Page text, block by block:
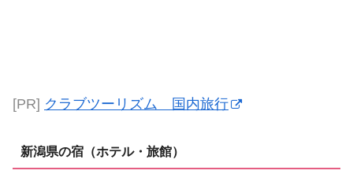
[PR] クラブツーリズム 国内旅行
新潟県の宿（ホテル・旅館）